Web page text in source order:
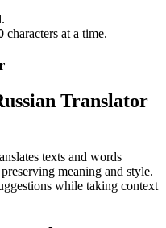
characters at a time.
Translator
texts and words
meaning and style.
while taking context